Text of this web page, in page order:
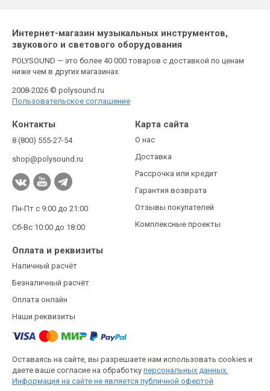
Интернет-магазин музыкальных инструментов,
звукового и светового оборудования
POLYSOUND — это более 40 000 товаров с доставкой по ценам
ниже чем в других магазинах
2008-2026 © polysound.ru
Пользовательское соглашение
Контакты
8 (800) 555-27-54
shop@polysound.ru
Пн-Пт с 9:00 до 21:00
Сб-Вс 10:00 до 18:00
Карта сайта
О нас
Доставка
Рассрочка или кредит
Гарантия возврата
Отзывы покупателей
Комплексные проекты
Оплата и реквизиты
Наличный расчёт
Безналичный расчёт
Оплата онлайн
Наши реквизиты
Оставаясь на сайте, вы разрешаете нам использовать cookies и
даете ваше согласие на обработку персональных данных.
Информация на сайте не является публичной офертой